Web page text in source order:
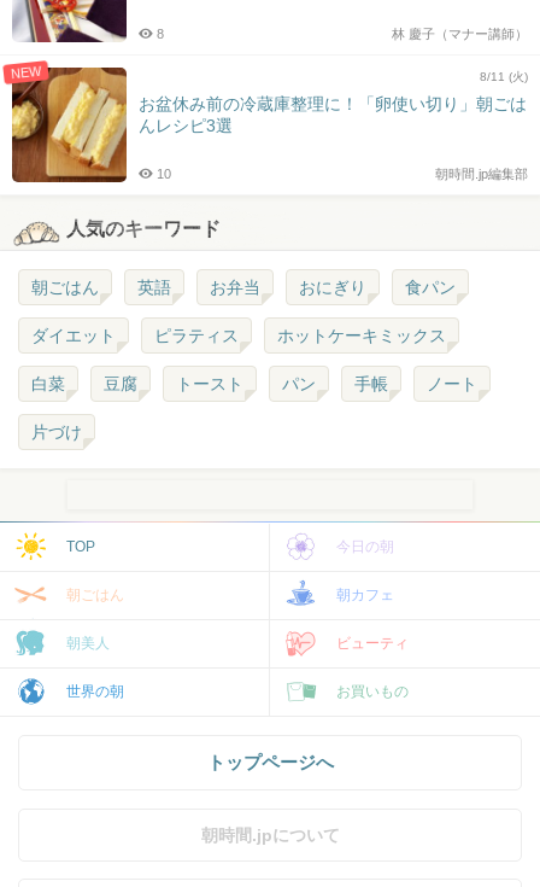
林 慶子（マナー講師）
8
NEW 8/11 (火)
お盆休み前の冷蔵庫整理に！「卵使い切り」朝ごは
んレシピ3選
朝時間.jp編集部
10
人気のキーワード
朝ごはん 英語 お弁当 おにぎり 食パン
ダイエット ピラティス ホットケーキミックス
白菜 豆腐 トースト パン 手帳 ノート
片づけ
TOP 今日の朝
朝ごはん 朝カフェ
朝美人 ビューティ
世界の朝 お買いもの
トップページへ
朝時間.jpについて